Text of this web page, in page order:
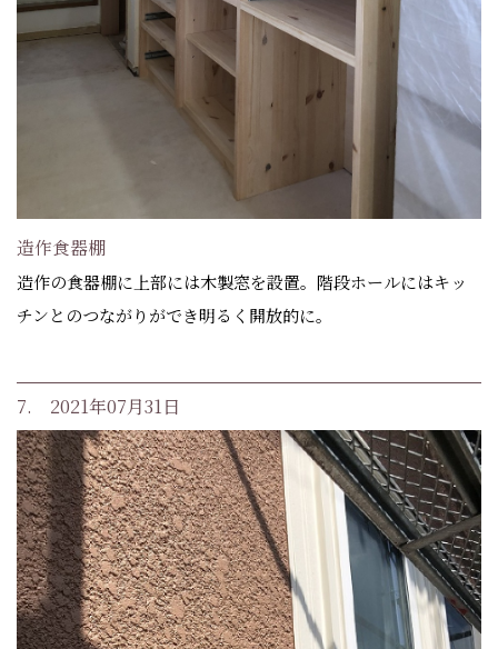
造作食器棚
造作の食器棚に上部には木製窓を設置。階段ホールにはキッ
チンとのつながりができ明るく開放的に。
7. 2021年07月31日